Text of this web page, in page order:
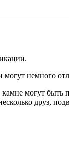
немного
могут
друз,